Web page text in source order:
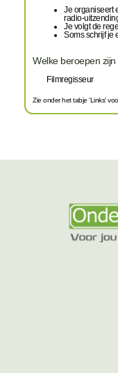
Je organiseert
radio-
Je volgt de
Soms schrijf je
Welke beroepen
Filmregisseur
Zie onder het tabje 'Links'